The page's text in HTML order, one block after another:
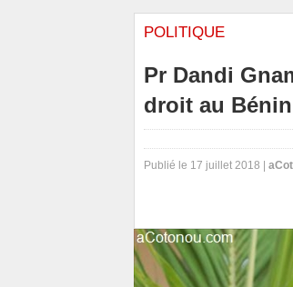
POLITIQUE
Pr Dandi
droit au
Publié le 17 juillet 2018 |